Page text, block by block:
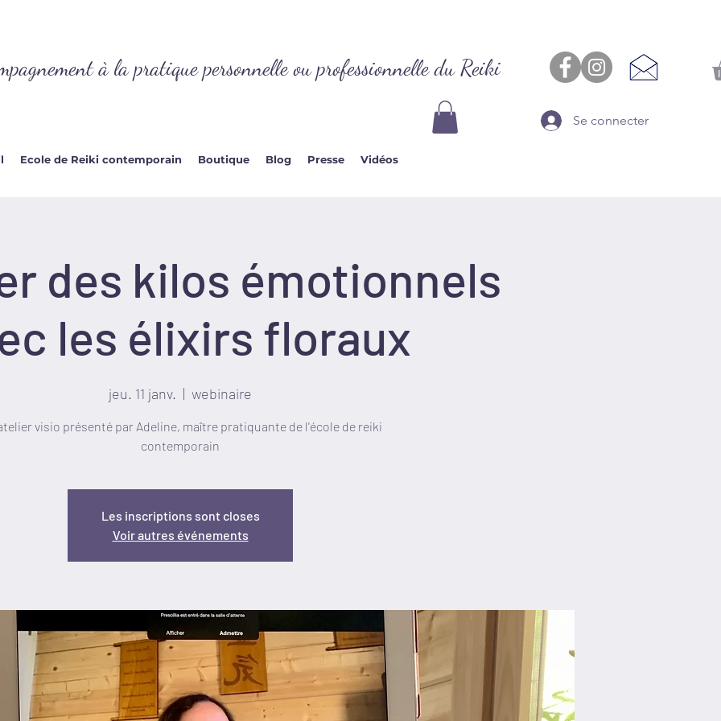
à la pratique personnelle ou professionnelle du Reiki
Se connecter
Ecole de Reiki contemporain Boutique Blog Presse Vidéos
des kilos émotionnels
les élixirs floraux
jeu. 11 janv.
  |
webinaire
visio présenté par Adeline, maître pratiquante de l'école de reiki
contemporain
Les inscriptions sont closes
Voir autres événements